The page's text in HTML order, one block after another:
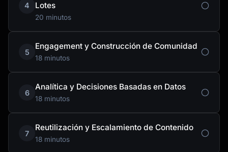
4 Lotes
20 minutos
5
Engagement y Construcción de Comunidad
18 minutos
6
Analítica y Decisiones Basadas en Datos
18 minutos
7
Reutilización y Escalamiento de Contenido
18 minutos